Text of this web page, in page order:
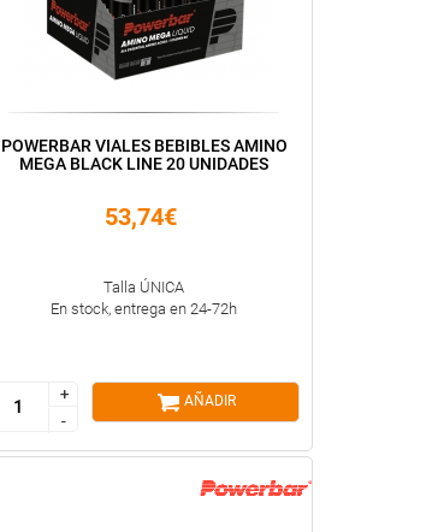
POWERBAR VIALES BEBIBLES AMINO
MEGA BLACK LINE 20 UNIDADES
53,74€
Talla ÚNICA
En stock, entrega en 24-72h
+
-
+
-
AÑADIR